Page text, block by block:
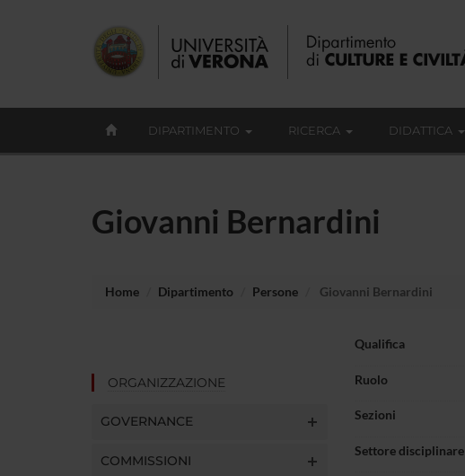
DIPARTIMENTO RICERCA DIDATTICA
Giovanni Bernardini
Home Dipartimento Persone Giovanni Bernardini
ORGANIZZAZIONE
GOVERNANCE
COMMISSIONI
Qualifica
Ruolo
Sezioni
Settore disciplinare